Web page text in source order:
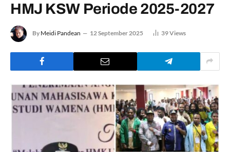
HMJ KSW Periode 2025-2027
By Meidi Pandean 12 September 2025 39Views